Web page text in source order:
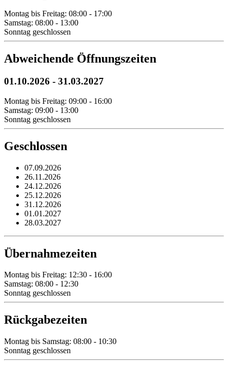
Montag bis Freitag: 08:00 - 17:00
Samstag: 08:00 - 13:00
Sonntag geschlossen
Abweichende Öffnungszeiten
01.10.2026 - 31.03.2027
Montag bis Freitag: 09:00 - 16:00
Samstag: 09:00 - 13:00
Sonntag geschlossen
Geschlossen
07.09.2026
26.11.2026
24.12.2026
25.12.2026
31.12.2026
01.01.2027
28.03.2027
Übernahmezeiten
Montag bis Freitag: 12:30 - 16:00
Samstag: 08:00 - 12:30
Sonntag geschlossen
Rückgabezeiten
Montag bis Samstag: 08:00 - 10:30
Sonntag geschlossen